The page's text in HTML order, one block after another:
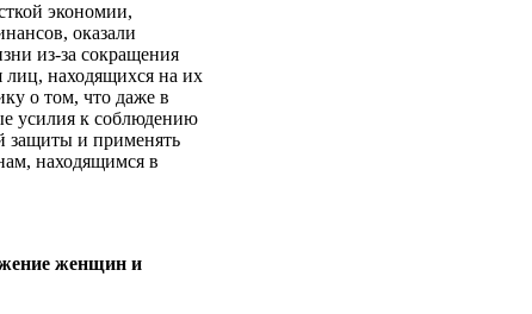
экономии,
оказали
из-за сокращения
лиц, находящихся на их
о том, что даже в
усилия к соблюдению
защиты и применять
находящимся в
женщин и